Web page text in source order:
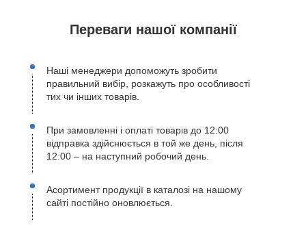
Переваги нашої компанії
Наші менеджери допоможуть зробити
правильний вибір, розкажуть про особливості
тих чи інших товарів.
При замовленні і оплаті товарів до 12:00
відправка здійснюється в той же день, після
12:00 – на наступний робочий день.
Асортимент продукції в каталозі на нашому
сайті постійно оновлюється.